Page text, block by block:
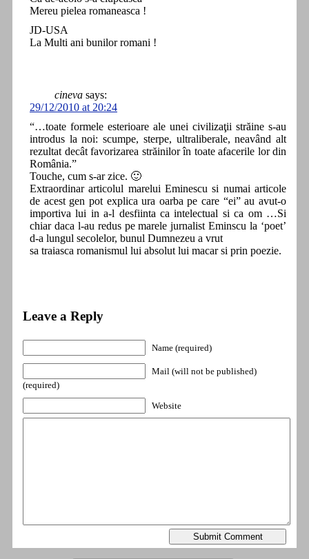
Mereu pielea romaneasca !
JD-USA
La Multi ani bunilor romani !
cineva says:
29/12/2010 at 20:24
“…toate formele esterioare ale unei civilizaţii străine s-au
introdus la noi: scumpe, sterpe, ultraliberale, neavând alt
rezultat decât favorizarea străinilor în toate afacerile lor din
România.”
Touche, cum s-ar zice. 🙂
Extraordinar articolul marelui Eminescu si numai articole
de acest gen pot explica ura oarba pe care “ei” au avut-o
importiva lui in a-l desfiinta ca intelectual si ca om …Si
chiar daca l-au redus pe marele jurnalist Eminscu la ‘poet’
d-a lungul secolelor, bunul Dumnezeu a vrut
sa traiasca romanismul lui absolut lui macar si prin poezie.
Leave a Reply
Name (required)
Mail (will not be published)
(required)
Website